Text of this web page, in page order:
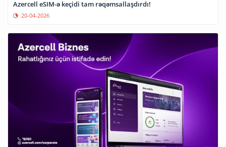
Azercell eSIM-ə keçidi tam rəqəmsallaşdırdı!
20-04-2026